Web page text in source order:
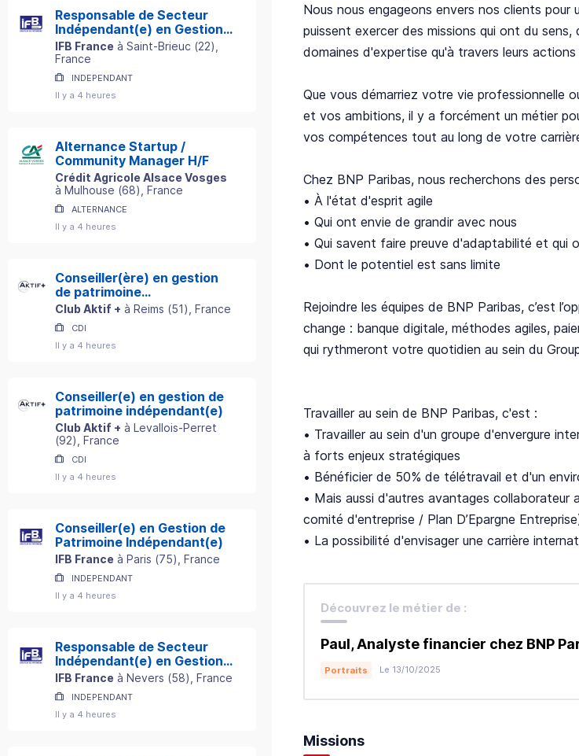
Responsable de Secteur
Indépendant(e) en Gestion
de Patrimoine
IFB France à Saint-Brieuc (22)
France
INDEPENDANT
Il y a 4 heures
Alternance Startup /
Community Manager H/F
Crédit Agricole Alsace Vosges
à Mulhouse (68) , France
ALTERNANCE
Il y a 4 heures
Conseiller(ère) en gestion
de patrimoine
indépendant(e)
Club Aktif + à Reims (51) , France
CDI
Il y a 4 heures
Conseiller(e) en gestion de
patrimoine indépendant(e)
Club Aktif + à Levallois-Perret
(92) , France
CDI
Il y a 4 heures
Conseiller(e) en Gestion de
Patrimoine Indépendant(e)
IFB France à Paris (75) , France
INDEPENDANT
Il y a 4 heures
Responsable de Secteur
Indépendant(e) en Gestion
de Patrimoine
IFB France à Nevers (58) , France
INDEPENDANT
Il y a 4 heures
Nous nous engageons envers nos clients pour
puissent exercer des missions qui ont du
domaines d'expertise qu'à travers leurs
Que vous démarriez votre vie professionnelle
et vos ambitions, il y a forcément un métier
vos compétences tout au long de votre
Chez BNP Paribas, nous recherchons des
• À l'état d'esprit agile
• Qui ont envie de grandir avec nous
• Qui savent faire preuve d'adaptabilité et qui
• Dont le potentiel est sans limite
Rejoindre les équipes de BNP Paribas, c’est
change : banque digitale, méthodes agiles,
qui rythmeront votre quotidien au sein du
Travailler au sein de BNP Paribas, c'est :
• Travailler au sein d'un groupe d'envergure
à forts enjeux stratégiques
• Bénéficier de 50% de télétravail et d'un
• Mais aussi d'autres avantages
comité d'entreprise / Plan D’Epargne
• La possibilité d'envisager une carrière
Découvrez le métier de :
Paul, Analyste financier chez BNP
Portraits Le 13/10/2025
Missions